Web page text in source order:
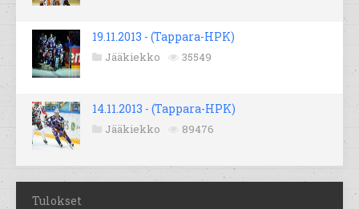
19.11.2013 - (Tappara-HPK)
Jääkiekko 35549
14.11.2013 - (Tappara-HPK)
Jääkiekko 89476
Tulokset